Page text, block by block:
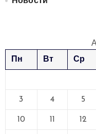
Пн
Вт Ср
3 4 5
10 11 12